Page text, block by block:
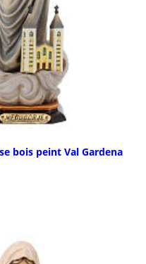
bois peint Val Gardena